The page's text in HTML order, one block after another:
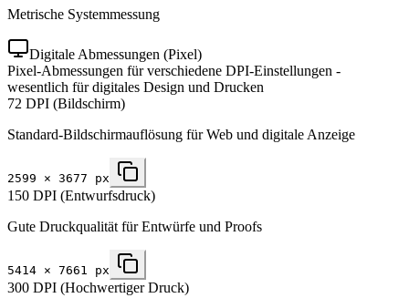
Metrische Systemmessung
Digitale Abmessungen (Pixel)
Pixel-Abmessungen für verschiedene DPI-Einstellungen -
wesentlich für digitales Design und Drucken
72 DPI (Bildschirm)
Standard-Bildschirmauflösung für Web und digitale Anzeige
2599 × 3677 px
150 DPI (Entwurfsdruck)
Gute Druckqualität für Entwürfe und Proofs
5414 × 7661 px
300 DPI (Hochwertiger Druck)